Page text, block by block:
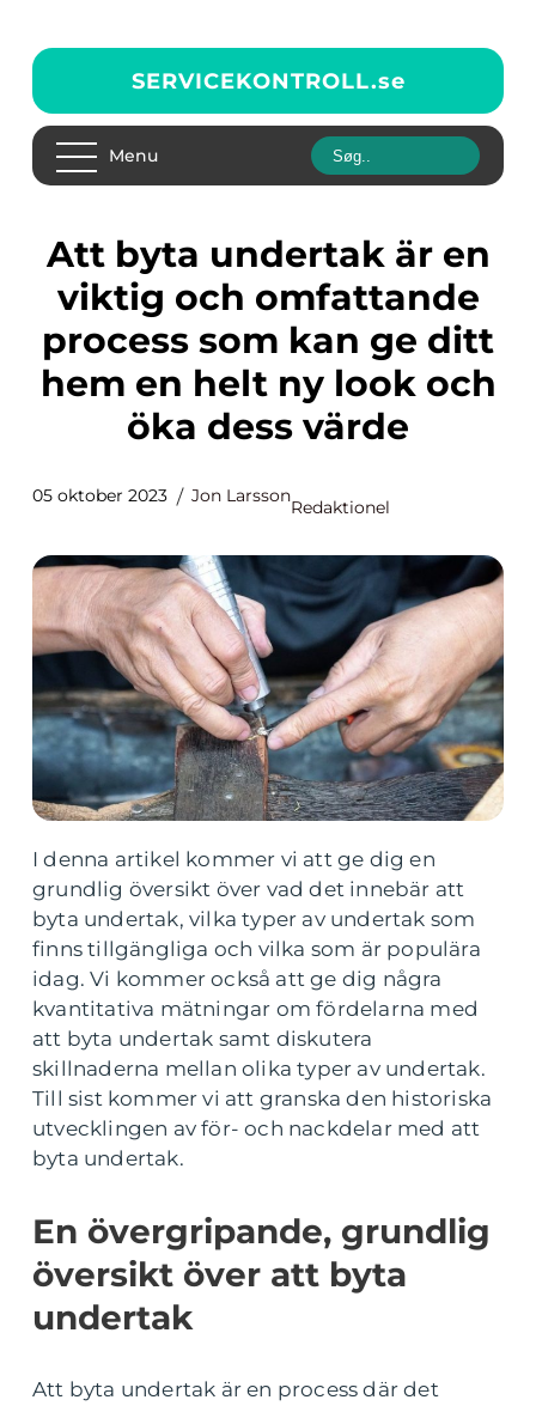
SERVICEKONTROLL.se
Menu
Att byta undertak är en
viktig och omfattande
process som kan ge ditt
hem en helt ny look och
öka dess värde
05 oktober 2023 Jon Larsson
Redaktionel
I denna artikel kommer vi att ge dig en
grundlig översikt över vad det innebär att
byta undertak, vilka typer av undertak som
finns tillgängliga och vilka som är populära
idag. Vi kommer också att ge dig några
kvantitativa mätningar om fördelarna med
att byta undertak samt diskutera
skillnaderna mellan olika typer av undertak.
Till sist kommer vi att granska den historiska
utvecklingen av för- och nackdelar med att
byta undertak.
En övergripande, grundlig
översikt över att byta
undertak
Att byta undertak är en process där det